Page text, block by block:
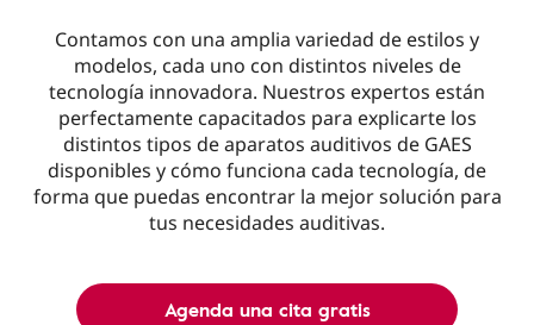
Contamos con una amplia variedad de estilos y
modelos, cada uno con distintos niveles de
tecnología innovadora. Nuestros expertos están
perfectamente capacitados para explicarte los
distintos tipos de aparatos auditivos de GAES
disponibles y cómo funciona cada tecnología, de
forma que puedas encontrar la mejor solución para
tus necesidades auditivas.
Agenda una cita gratis